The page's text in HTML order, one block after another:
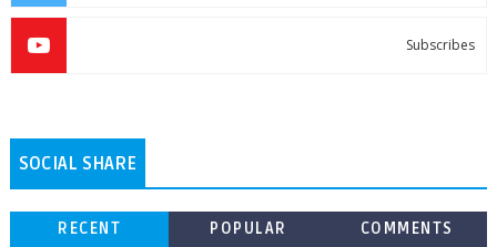
Subscribes
SOCIAL SHARE
RECENT POPULAR COMMENTS